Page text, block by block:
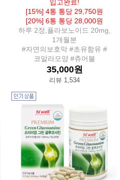
입고완료!
[15%] 4통 통당 29,750원
[20%] 6통 통당 28,000원
하루 2정,플라보노이드 20mg,
1개월분
#자연의보호막 #초유함유 #
코알라모양 #츄어블
35,000원
리뷰 1,534